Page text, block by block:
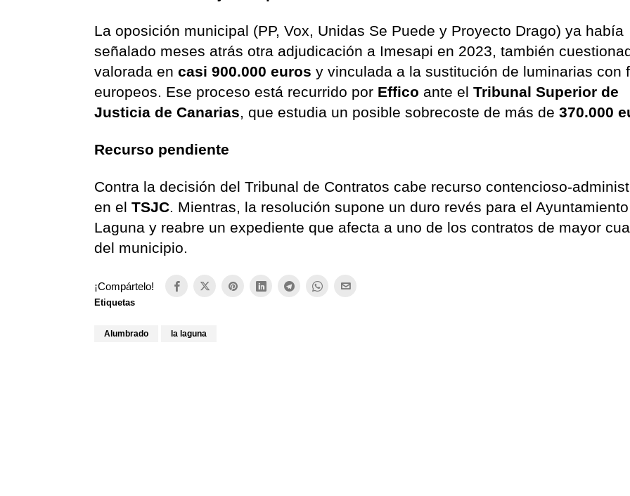
La oposición municipal (PP, Vox, Unidas Se Puede y Proyecto Drago) ya había
señalado meses atrás otra adjudicación a Imesapi en 2023, también
valorada encasi 900.000 euros y vinculada a la sustitución de luminarias con
europeos. Ese proceso está recurrido por Effico ante elTribunal Superior de
Justicia de Canarias, que estudia un posible sobrecoste de más de370.000
Recurso pendiente
Contra la decisión del Tribunal de Contratos cabe recurso contencioso-
en elTSJC. Mientras, la resolución supone un duro revés para el
Laguna y reabre un expediente que afecta a uno de los contratos de mayor
del municipio.
¡Compártelo!
Etiquetas
Alumbrado la laguna